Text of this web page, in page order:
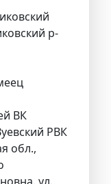
р-
ВК
РВК
обл.,